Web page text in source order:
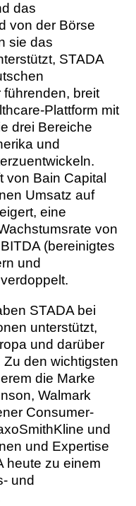
das
von der Börse
sie das
STADA
breit
Plattform mit
drei Bereiche
und
von Bain Capital
Umsatz auf
eine
von
(bereinigtes
und
STADA bei
unterstützt,
und darüber
den wichtigsten
die Marke
Walmark
Consumer-
und
und Expertise
heute zu einem
und